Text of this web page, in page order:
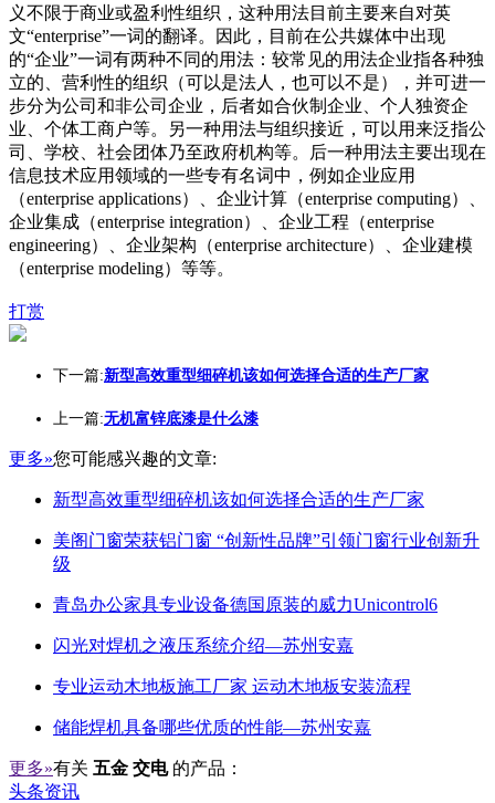
义不限于商业或盈利性组织，这种用法目前主要来自对英
文“enterprise”一词的翻译。因此，目前在公共媒体中出现
的“企业”一词有两种不同的用法：较常见的用法企业指各种独
立的、营利性的组织（可以是法人，也可以不是），并可进一
步分为公司和非公司企业，后者如合伙制企业、个人独资企
业、个体工商户等。另一种用法与组织接近，可以用来泛指公
司、学校、社会团体乃至政府机构等。后一种用法主要出现在
信息技术应用领域的一些专有名词中，例如企业应用
（enterprise applications）、企业计算（enterprise computing）、
企业集成（enterprise integration）、企业工程（enterprise
engineering）、企业架构（enterprise architecture）、企业建模
（enterprise modeling）等等。
打赏
下一篇:新型高效重型细碎机该如何选择合适的生产厂家
上一篇:无机富锌底漆是什么漆
更多»您可能感兴趣的文章:
新型高效重型细碎机该如何选择合适的生产厂家
美阁门窗荣获铝门窗 “创新性品牌”引领门窗行业创新升
级
青岛办公家具专业设备德国原装的威力Unicontrol6
闪光对焊机之液压系统介绍—苏州安嘉
专业运动木地板施工厂家 运动木地板安装流程
储能焊机具备哪些优质的性能—苏州安嘉
更多»有关 五金 交电 的产品：
头条资讯